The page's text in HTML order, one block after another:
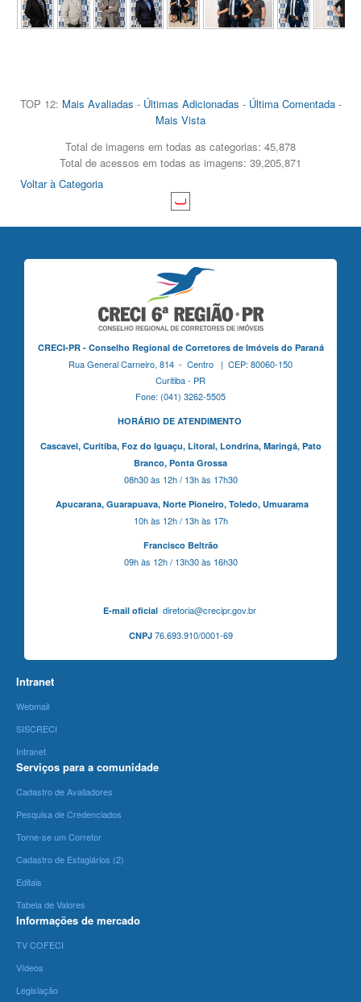
TOP 12: Mais Avaliadas - Últimas Adicionadas - Última Comentada-
Mais Vista
Total de imagens em todas as categorias: 45,878
Total de acessos em todas as imagens: 39,205,871
Voltar à Categoria
CRECI-PR - Conselho Regional de Corretores de Imóveis do Paraná
Rua General Carneiro, 814 - Centro | CEP: 80060-150
Curitiba - PR
Fone: (041) 3262-5505
HORÁRIO DE ATENDIMENTO
Cascavel, Curitiba,Foz do Iguaçu, Litoral, Londrina, Maringá, Pato
Branco, Ponta Grossa
08h30 às 12h / 13h às 17h30
Apucarana, Guarapuava, Norte Pioneiro, Toledo, Umuarama
10h às 12h / 13h às 17h
Francisco Beltrão
09h às 12h / 13h30 às 16h30
E-mail oficialdiretoria@crecipr.gov.br
CNPJ76.693.910/0001-69
Intranet
Webmail
SISCRECI
Intranet
Serviços para a comunidade
Cadastro de Avaliadores
Pesquisa de Credenciados
Torne-se um Corretor
Cadastro de Estagiários (2)
Editais
Tabela de Valores
Informações de mercado
TV COFECI
Vídeos
Legislação